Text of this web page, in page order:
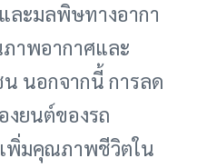
ละมลพิษทางอากา
าพอากาศและ
นอกจากนี้ การลด
งยนต์ของรถ
พิ่มคุณภาพชีวิตใน